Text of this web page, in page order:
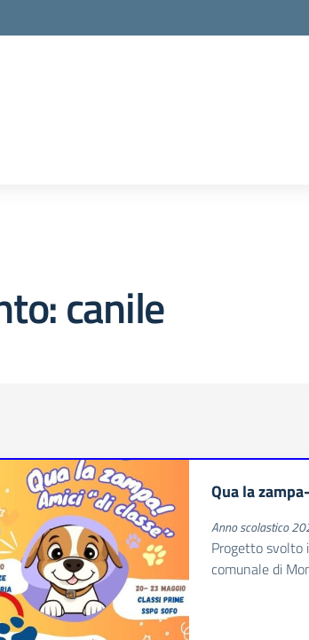
canile
Qua la
Anno scolastico
Progetto svolto
comunale di